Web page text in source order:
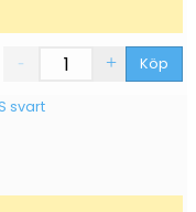
Köp
svart